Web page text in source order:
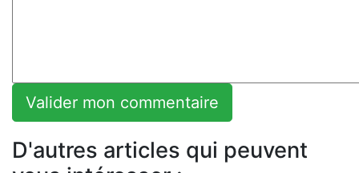
D'autres articles qui peuvent